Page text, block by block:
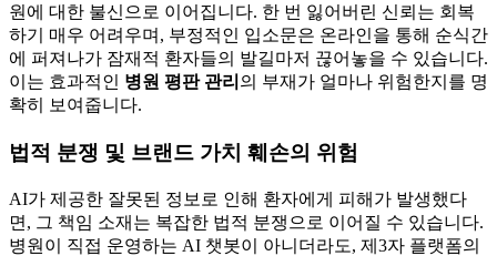
원에 대한 불신으로 이어집니다. 한 번 잃어버린 신뢰는 회복
하기 매우 어려우며, 부정적인 입소문은 온라인을 통해 순식간
에 퍼져나가 잠재적 환자들의 발길마저 끊어놓을 수 있습니다.
이는 효과적인 병원 평판 관리 의 부재가 얼마나 위험한지를 명
확히 보여줍니다.
법적 분쟁 및 브랜드 가치 훼손의 위험
AI가 제공한 잘못된 정보로 인해 환자에게 피해가 발생했다
면, 그 책임 소재는 복잡한 법적 분쟁으로 이어질 수 있습니다.
병원이 직접 운영하는 AI 챗봇이 아니더라도, 제3자 플랫폼의